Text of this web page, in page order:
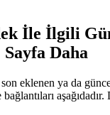
İle İlgili
Sayfa Daha
eklenen ya da